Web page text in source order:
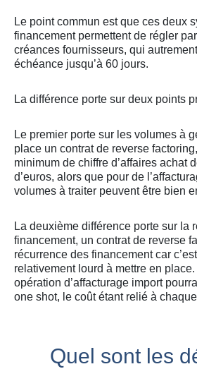
Le point commun est que ces deux
financement permettent de régler
créances fournisseurs, qui
échéance jusqu’à 60 jours.
La différence porte sur deux points
Le premier porte sur les volumes à
place un contrat de reverse
minimum de chiffre d’affaires achat
d’euros, alors que pour de
volumes à traiter peuvent être bien
La deuxième différence porte sur la
financement, un contrat de reverse
récurrence des financement car
relativement lourd à mettre en place.
opération d’affacturage import
one shot, le coût étant relié à
Quel sont les